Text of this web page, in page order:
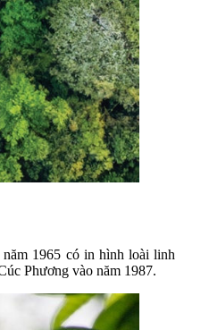
1965 có in hình loài linh
Phương vào năm 1987.